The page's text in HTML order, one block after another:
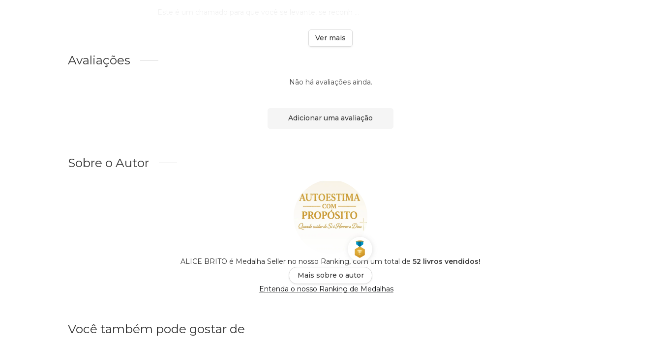
Ver mais
Avaliações
Não há avaliações ainda.
Adicionar uma avaliação
Sobre o Autor
ALICE BRITO é Medalha Seller no nosso Ranking, com um total de 52 livros vendidos!
Mais sobre o autor
Entenda o nosso Ranking de Medalhas
Você também pode gostar de